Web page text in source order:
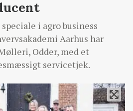
i agro business
Aarhus har
Odder, med et
servicetjek.